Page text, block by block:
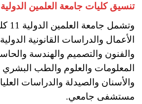
تنسيق كليات جامعة العلمين
الأعمال والدراسات القانونية
والفنون والتصميم والهندسة
المعلومات والعلوم والطب
والأسنان والصيدلة والدراسات
مستشفى جامعي.